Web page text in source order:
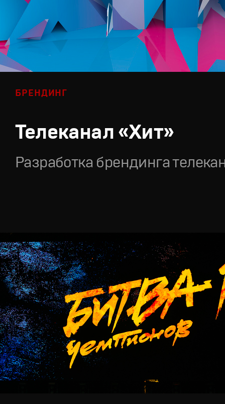
БРЕНДИНГ
Телеканал «Хит»
Разработка брендинга